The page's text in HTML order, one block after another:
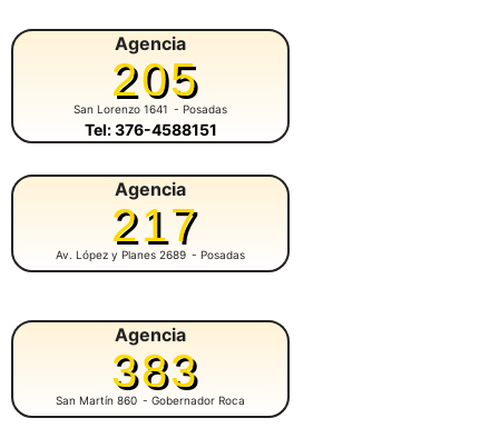
Agencia
205
San Lorenzo 1641 - Posadas
Tel: 376-4588151
Agencia
217
Av. López y Planes 2689 - Posadas
Agencia
383
San Martín 860 - Gobernador Roca